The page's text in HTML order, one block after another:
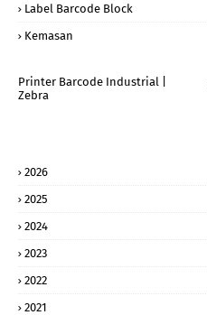
Label Barcode Block
Kemasan
Printer Barcode Industrial |
Zebra
2026
2025
2024
2023
2022
2021